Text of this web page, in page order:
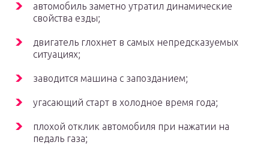
автомобиль заметно утратил динамические
свойства езды;
двигатель глохнет в самых непредсказуемых
ситуациях;
заводится машина с запозданием;
угасающий старт в холодное время года;
плохой отклик автомобиля при нажатии на
педаль газа;